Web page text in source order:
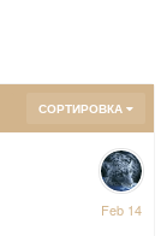
СОРТИРОВКА
14
Feb